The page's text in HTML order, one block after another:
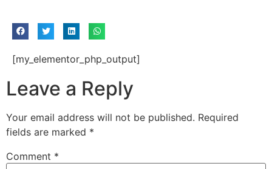
[my_elementor_php_output]
Leave a Reply
Your email address will not be published. Required
fields are marked *
Comment *